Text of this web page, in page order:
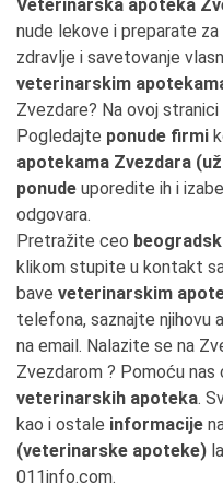
Veterinarska apoteka
nude lekove i preparate
zdravlje i savetovanje
veterinarskim
Zvezdare? Na ovoj
Pogledajte ponude firmi
apotekama Zvezdara
ponude uporedite ih i
odgovara.
Pretražite ceo
klikom stupite u kontakt
bave veterinarskim
telefona, saznajte njihovu
na email. Nalazite se na
Zvezdarom ? Pomoću
veterinarskih apoteka.
kao i ostale informacije
(veterinarske apoteke)
011info.com.